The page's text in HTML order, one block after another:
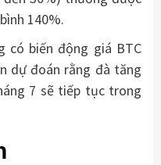
140%.
có biến động giá BTC
dự đoán rằng đà tăng
7 sẽ tiếp tục trong